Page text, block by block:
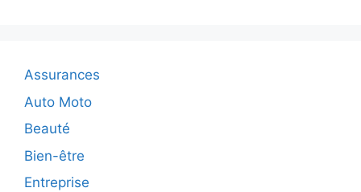
Assurances
Auto Moto
Beauté
Bien-être
Entreprise